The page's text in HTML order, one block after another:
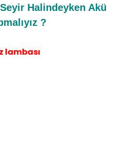
Seyir Halindeyken Akü
?
lambası